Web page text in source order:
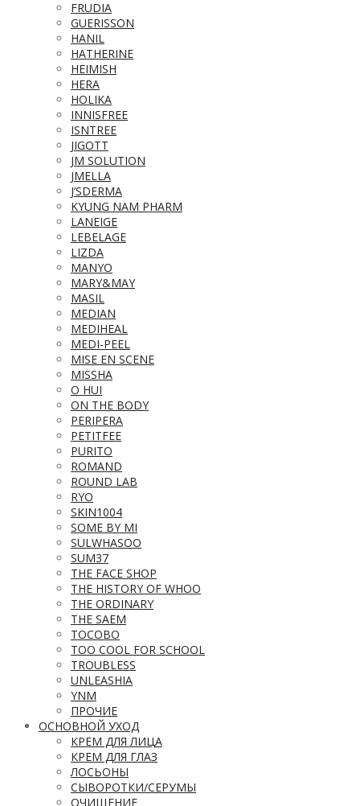
FRUDIA
GUERISSON
HANIL
HATHERINE
HEIMISH
HERA
HOLIKA
INNISFREE
ISNTREE
JIGOTT
JM SOLUTION
JMELLA
J’SDERMA
KYUNG NAM PHARM
LANEIGE
LEBELAGE
LIZDA
MANYO
MARY&MAY
MASIL
MEDIAN
MEDIHEAL
MEDI-PEEL
MISE EN SCENE
MISSHA
O HUI
ON THE BODY
PERIPERA
PETITFEE
PURITO
ROMAND
ROUND LAB
RYO
SKIN1004
SOME BY MI
SULWHASOO
SUM37
THE FACE SHOP
THE HISTORY OF WHOO
THE ORDINARY
THE SAEM
TOCOBO
TOO COOL FOR SCHOOL
TROUBLESS
UNLEASHIA
YNM
ПРОЧИЕ
ОСНОВНОЙ УХОД
КРЕМ ДЛЯ ЛИЦА
КРЕМ ДЛЯ ГЛАЗ
ЛОСЬОНЫ
СЫВОРОТКИ/СЕРУМЫ
ОЧИЩЕНИЕ